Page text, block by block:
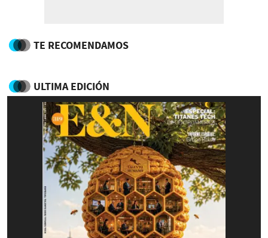
TE RECOMENDAMOS
ULTIMA EDICIÓN